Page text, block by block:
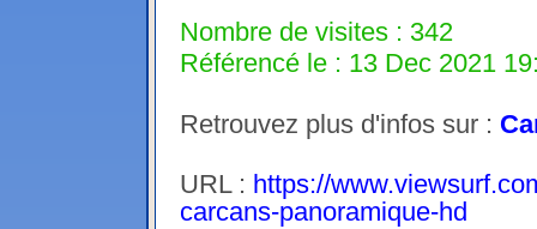
Nombre de visites : 342
Référencé le : 13 Dec 2021
Retrouvez plus d'infos sur :
URL : https://
carcans-panoramique-hd